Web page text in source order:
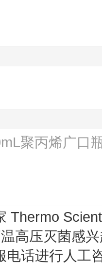
聚丙烯广口
Thermo
高压灭菌感
电话进行人工